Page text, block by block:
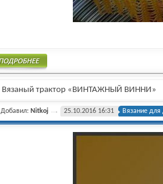
Вязаный трактор «ВИНТАЖНЫЙ ВИННИ»
Добавил: Nitkoj 25.10.2016 16:31 Вязание для